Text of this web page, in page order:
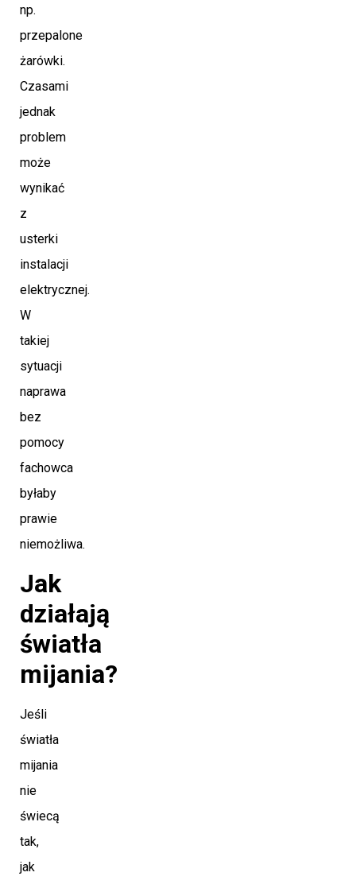
np.
przepalone
żarówki.
Czasami
jednak
problem
może
wynikać
z
usterki
instalacji
elektrycznej.
W
takiej
sytuacji
naprawa
bez
pomocy
fachowca
byłaby
prawie
niemożliwa.
Jak
działają
światła
mijania?
Jeśli
światła
mijania
nie
świecą
tak,
jak